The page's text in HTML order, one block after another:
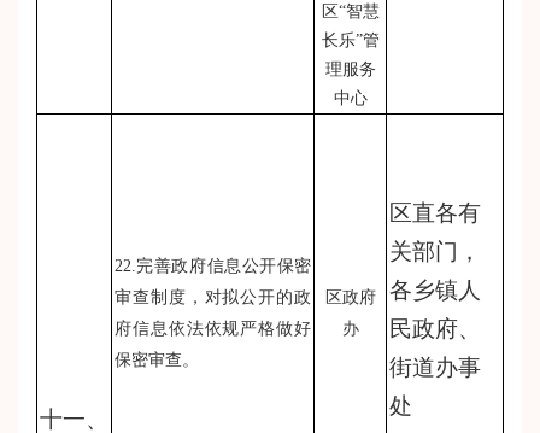
区“智慧
长乐”管
理服务
中心
十一、
22.完善政府信息公开保密
审查制度，对拟公开的政
府信息依法依规严格做好
保密审查。
区政府
办
区直各有
关部门，
各乡镇人
民政府、
街道办事
处